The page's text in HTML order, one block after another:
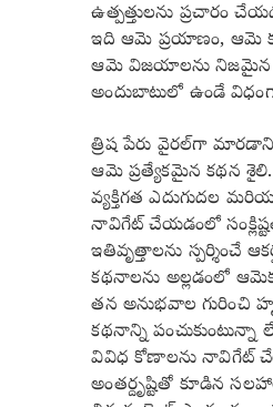
ఉత్పత్తులను ప్రచారం
ఇది ఆమె ప్రయాణం, ఆమె
ఆమె విజయాలను
అందుబాటులో ఉండే
త్రిష పేరు వైరల్‌గా
ఆమె ప్రత్యేకమైన కథన
వ్యక్తిగత ఎదుగుదల
నావిగేట్ చేయడంలో
ఇతివృత్తాలను స్పర్శించే
కథనాలను అల్లడంలో
తన అనుభవాల గురించి
కథనాన్ని
వివిధ కోణాలను నావిగేట్
అంతర్దృష్టితో కూడిన